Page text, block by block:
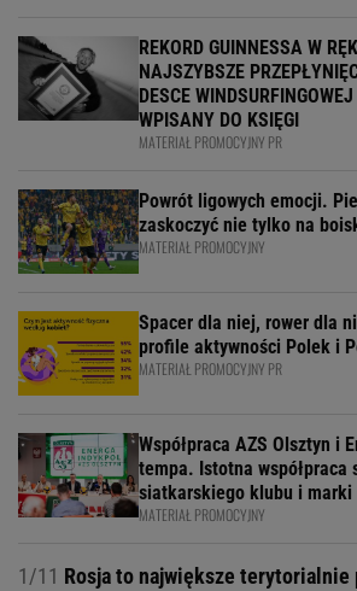
REKORD GUINNESSA W
NAJSZYBSZE
DESCE
WPISANY DO KSIĘGI
MATERIAŁ PROMOCYJNY PR
Powrót ligowych emocji.
zaskoczyć nie tylko na
MATERIAŁ PROMOCYJNY
Spacer dla niej, rower dla
profile aktywności Polek i
MATERIAŁ PROMOCYJNY PR
Współpraca AZS Olsztyn i
tempa. Istotna współpraca
siatkarskiego klubu i marki
MATERIAŁ PROMOCYJNY
1/11 Rosja to największe terytorialnie